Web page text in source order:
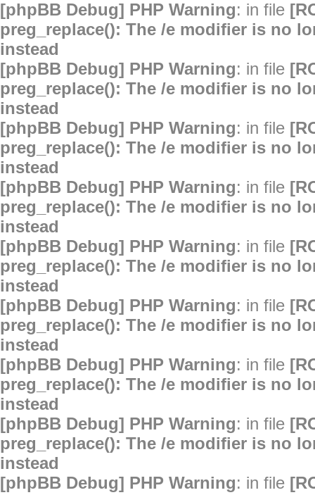
[phpBB Debug] PHP Warning: in file
preg_replace(): The /e modifier is no
instead
[phpBB Debug] PHP Warning: in file
preg_replace(): The /e modifier is no
instead
[phpBB Debug] PHP Warning: in file
preg_replace(): The /e modifier is no
instead
[phpBB Debug] PHP Warning: in file
preg_replace(): The /e modifier is no
instead
[phpBB Debug] PHP Warning: in file
preg_replace(): The /e modifier is no
instead
[phpBB Debug] PHP Warning: in file
preg_replace(): The /e modifier is no
instead
[phpBB Debug] PHP Warning: in file
preg_replace(): The /e modifier is no
instead
[phpBB Debug] PHP Warning: in file
preg_replace(): The /e modifier is no
instead
[phpBB Debug] PHP Warning: in file